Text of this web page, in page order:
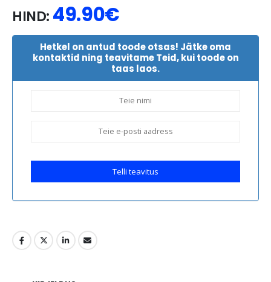
HIND: 49.90€
Hetkel on antud toode otsas! Jätke oma
kontaktid ning teavitame Teid, kui toode on
taas laos.
Telli teavitus